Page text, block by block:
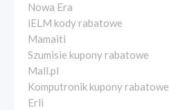
Nowa Era
iELM kody rabatowe
Mamaiti
Szumisie kupony rabatowe
Mall.pl
Komputronik kupony rabatowe
Erli